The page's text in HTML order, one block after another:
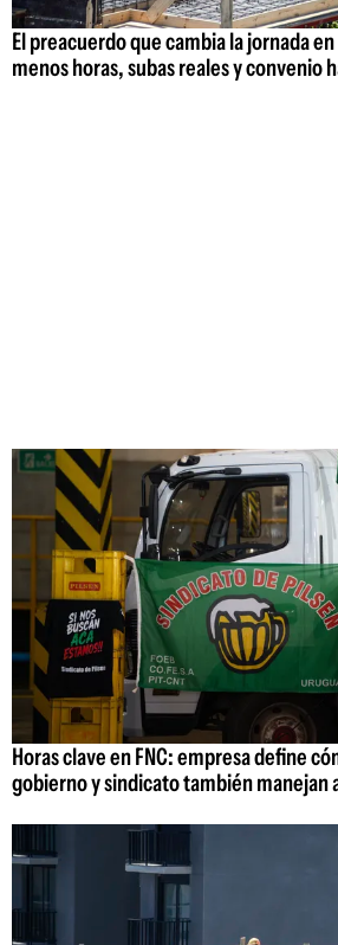
El preacuerdo que cambia la jornada
menos horas, subas reales y convenio
Horas clave en FNC: empresa define
gobierno y sindicato también manejan